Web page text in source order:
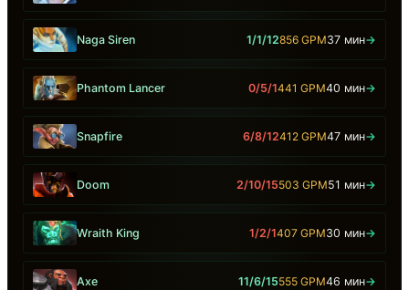
Naga Siren 1/1/12856 GPM37 мин→
Phantom Lancer 0/5/1441 GPM40 мин→
Snapfire 6/8/12412 GPM47 мин→
Doom 2/10/15503 GPM51 мин→
Wraith King 1/2/1407 GPM30 мин→
Axe 11/6/15555 GPM46 мин→